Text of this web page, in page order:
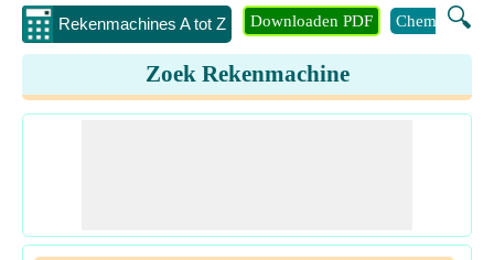
Rekenmachines A tot Z 🔍
Downloaden PDF Chemie
Zoek Rekenmachine